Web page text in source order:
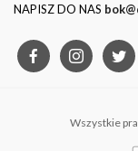
NAPISZ DO NAS
Wszystkie